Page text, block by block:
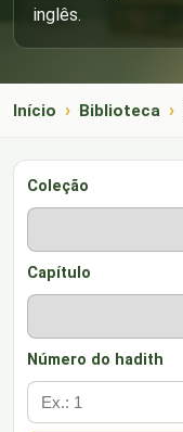
inglês.
Início Biblioteca
Coleção
Capítulo
Número do hadith